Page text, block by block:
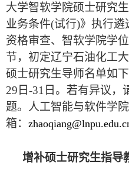
大学智软学院硕士研究
业务条件(试行)》执行遴
资格审查、智软学院学
节，初定辽宁石油化工
硕士研究生导师名单如
29 日-31 日。若有异议，
题。人工智能与软件学院
箱：
增补硕士研究生指导